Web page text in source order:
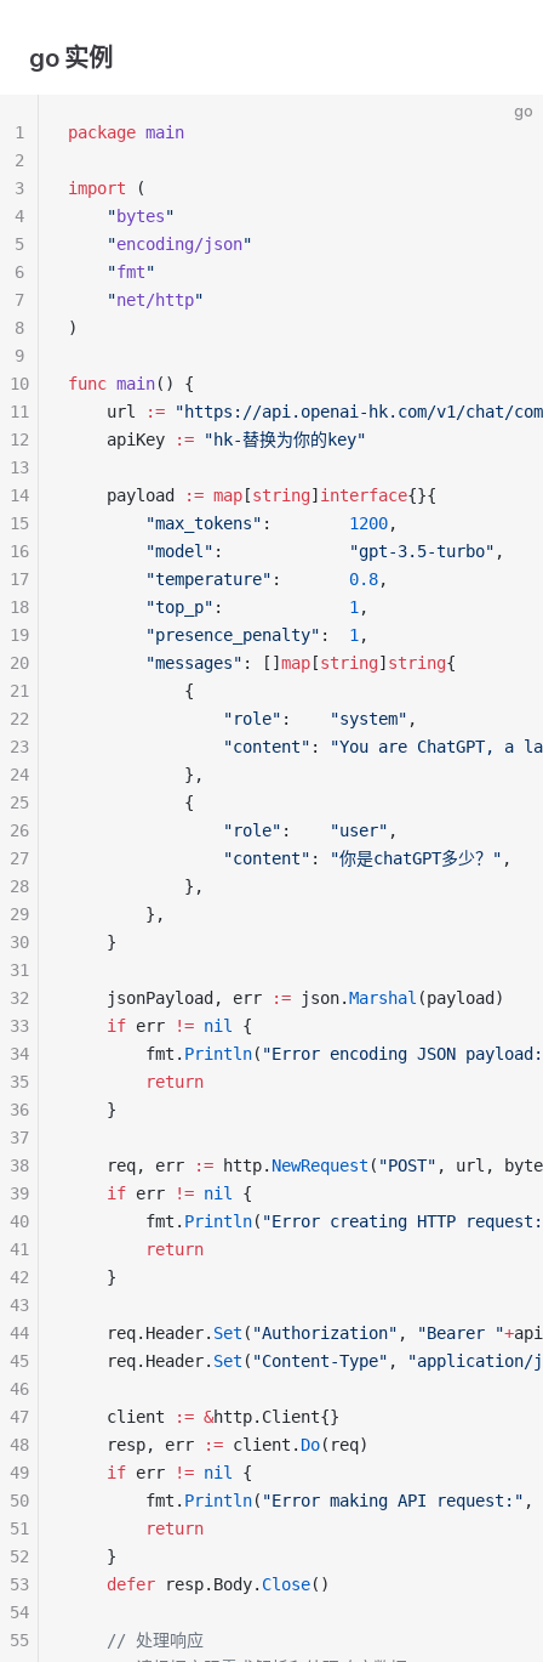
go 实例
go
package main
import (
"bytes"
"encoding/json"
"fmt"
"net/http"
)
func main() {
	url
:=
"https://api.openai-hk.com/v1/chat/
	apiKey
:= "hk-替换为你的key"
	payload
:= map [string] interface{}{
"max_tokens" : 1200,
"model" : "gpt-3.5-turbo" ,
"temperature" : 0.8,
"top_p" : 1 ,
"presence_penalty" : 1 ,
"messages" : [] map [string] string{
			{
"role" : "system" ,
"content" :
"You are ChatGPT, a
			},
			{
"role" : "user" ,
"content" : "你是chatGPT多少？" ,
			},
		},
	}
	jsonPayload, err
:= json.Marshal (payload)
if err != nil
{
		fmt.
Println( "Error encoding JSON
return
	}
	req, err
:= http. NewRequest ( "POST" , url,
if err != nil
{
		fmt.
Println( "Error creating HTTP
return
	}
	req.Header.
Set ( "Authorization" , "Bearer "+
	req.Header.
Set ( "Content-Type" , "application/
	client
:= &http.Client{}
	resp, err
:= client. Do(req)
if err != nil
{
		fmt.
Println( "Error making API request:" ,
return
	}
defer resp.Body. Close()
// 处理响应
1
2
3
4
5
6
7
8
9
10
11
12
13
14
15
16
17
18
19
20
21
22
23
24
25
26
27
28
29
30
31
32
33
34
35
36
37
38
39
40
41
42
43
44
45
46
47
48
49
50
51
52
53
54
55